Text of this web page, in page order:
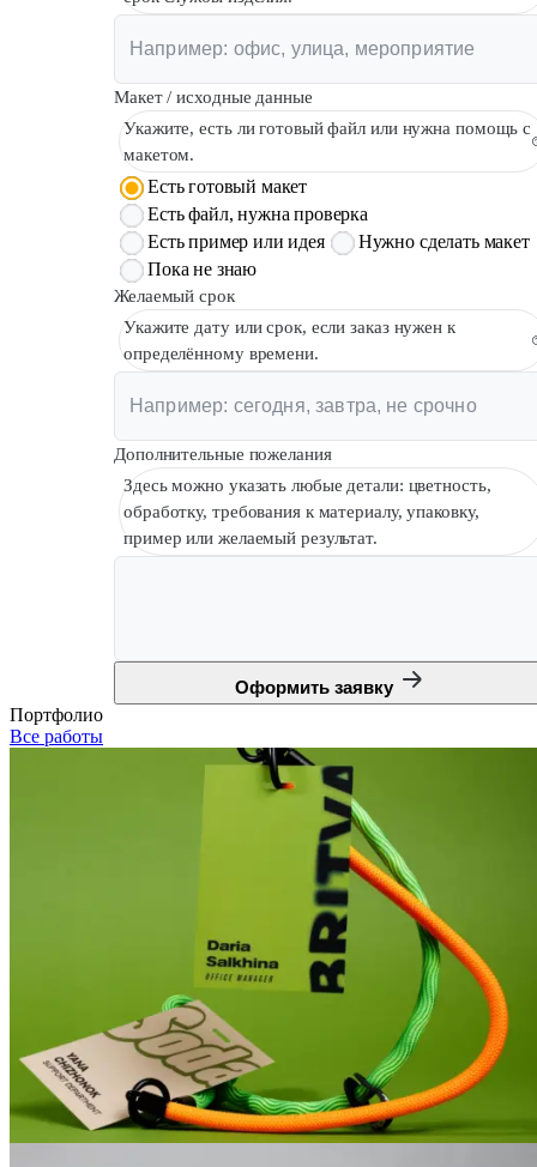
Макет / исходные данные
Укажите, есть ли готовый файл или нужна помощь с
макетом.
Есть готовый макет
Есть файл, нужна проверка
Есть пример или идея
Нужно сделать макет
Пока не знаю
Желаемый срок
Укажите дату или срок, если заказ нужен к
определённому времени.
Дополнительные пожелания
Здесь можно указать любые детали: цветность,
обработку, требования к материалу, упаковку,
пример или желаемый результат.
Оформить заявку
Портфолио
Все работы